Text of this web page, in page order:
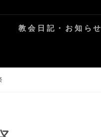
教会日記・お知らせ